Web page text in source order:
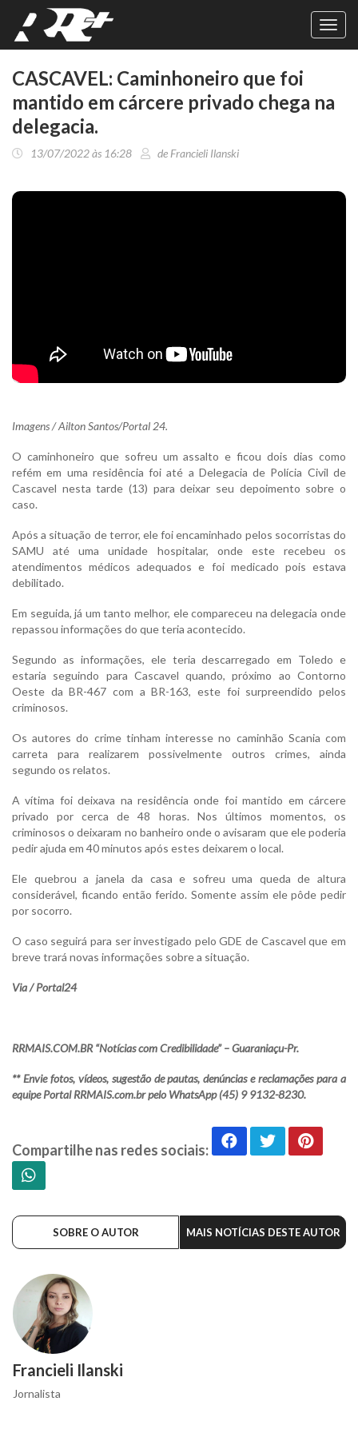
CASCAVEL: Caminhoneiro que foi
mantido em cárcere privado chega na
delegacia.
13/07/2022 às 16:28 de Francieli Ilanski
Imagens / Ailton Santos/Portal 24.
O caminhoneiro que sofreu um assalto e ficou dois dias como
refém em uma residência foi até a Delegacia de Polícia Civil de
Cascavel nesta tarde (13) para deixar seu depoimento sobre o
caso.
Após a situação de terror, ele foi encaminhado pelos socorristas do
SAMU até uma unidade hospitalar, onde este recebeu os
atendimentos médicos adequados e foi medicado pois estava
debilitado.
Em seguida, já um tanto melhor, ele compareceu na delegacia onde
repassou informações do que teria acontecido.
Segundo as informações, ele teria descarregado em Toledo e
estaria seguindo para Cascavel quando, próximo ao Contorno
Oeste da BR-467 com a BR-163, este foi surpreendido pelos
criminosos.
Os autores do crime tinham interesse no caminhão Scania com
carreta para realizarem possivelmente outros crimes, ainda
segundo os relatos.
A vítima foi deixava na residência onde foi mantido em cárcere
privado por cerca de 48 horas. Nos últimos momentos, os
criminosos o deixaram no banheiro onde o avisaram que ele poderia
pedir ajuda em 40 minutos após estes deixarem o local.
Ele quebrou a janela da casa e sofreu uma queda de altura
considerável, ficando então ferido. Somente assim ele pôde pedir
por socorro.
O caso seguirá para ser investigado pelo GDE de Cascavel que em
breve trará novas informações sobre a situação.
Via / Portal24
RRMAIS.COM.BR “Notícias com Credibilidade” – Guaraniaçu-Pr.
** Envie fotos, vídeos, sugestão de pautas, denúncias e reclamações para a
equipe Portal RRMAIS.com.br pelo WhatsApp (45) 9 9132-8230.
Compartilhe nas redes sociais:
SOBRE O AUTOR MAIS NOTÍCIAS DESTE AUTOR
Francieli Ilanski
Jornalista